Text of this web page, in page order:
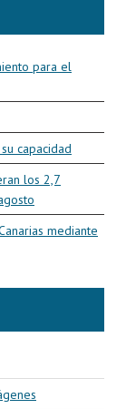
para el
capacidad
los 2,7
mediante